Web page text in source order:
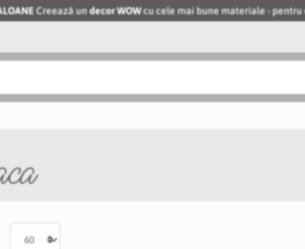
Creează undecor WOWcu cele mai bune materiale -